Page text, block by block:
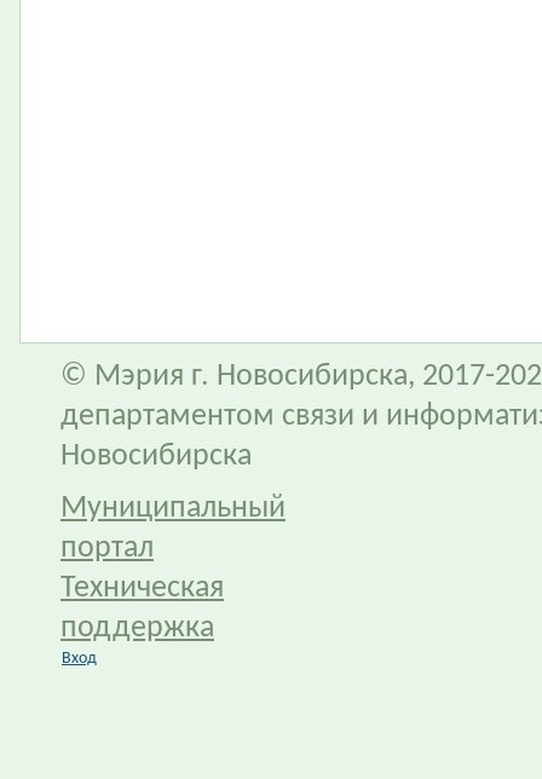
© Мэрия г. Новосибирска, 2017-
департаментом связи и
Новосибирска
Муниципальный
портал
Техническая
поддержка
Вход